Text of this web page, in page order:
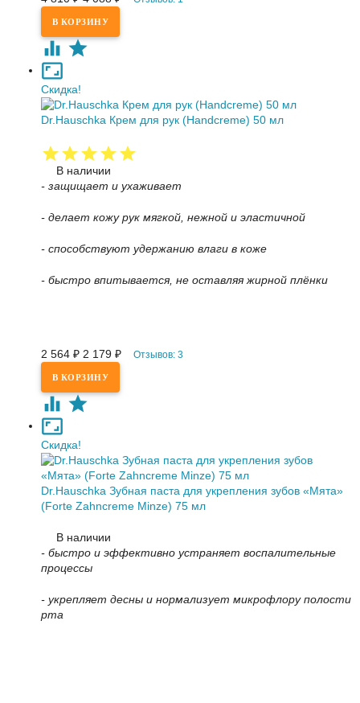
Скидка!
Dr.Hauschka Крем для рук (Handcreme) 50 мл
В наличии
- защищает и ухаживает
- делает кожу рук мягкой, нежной и эластичной
- способствуют удержанию влаги в коже
- быстро впитывается, не оставляя жирной плёнки
2 564 ₽ 2 179 ₽ Отзывов: 3
Скидка!
Dr.Hauschka Зубная паста для укрепления зубов «Мята»
(Forte Zahncreme Minze) 75 мл
В наличии
- быстро и эффективно устраняет воспалительные
процессы
- укрепляет десны и нормализует микрофлору полости
рта